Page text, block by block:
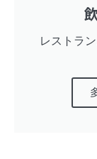
レストラ